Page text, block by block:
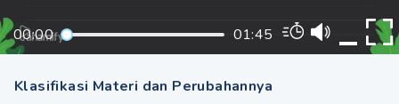
00:00 01:45
Klasifikasi Materi dan Perubahannya